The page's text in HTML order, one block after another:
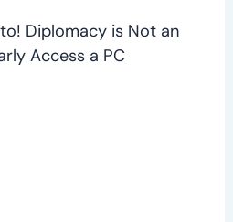
Diplomacy is Not an
Access a PC